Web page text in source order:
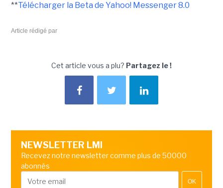
**Télécharger la Beta de Yahoo! Messenger 8.0
Article rédigé par
Cet article vous a plu? Partagez le !
NEWSLETTER LMI
Recevez notre newsletter comme plus de 50000
abonnés
OK